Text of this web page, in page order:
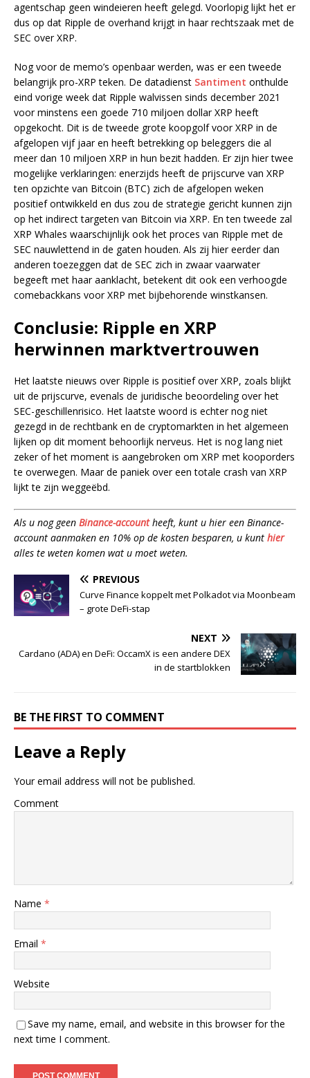
agentschap geen windeieren heeft gelegd. Voorlopig lijkt het er
dus op dat Ripple de overhand krijgt in haar rechtszaak met de
SEC over XRP.
Nog voor de memo’s openbaar werden, was er een tweede
belangrijk pro-XRP teken. De datadienst Santiment onthulde
eind vorige week dat Ripple walvissen sinds december 2021
voor minstens een goede 710 miljoen dollar XRP heeft
opgekocht. Dit is de tweede grote koopgolf voor XRP in de
afgelopen vijf jaar en heeft betrekking op beleggers die al
meer dan 10 miljoen XRP in hun bezit hadden. Er zijn hier twee
mogelijke verklaringen: enerzijds heeft de prijscurve van XRP
ten opzichte van Bitcoin (BTC) zich de afgelopen weken
positief ontwikkeld en dus zou de strategie gericht kunnen zijn
op het indirect targeten van Bitcoin via XRP. En ten tweede zal
XRP Whales waarschijnlijk ook het proces van Ripple met de
SEC nauwlettend in de gaten houden. Als zij hier eerder dan
anderen toezeggen dat de SEC zich in zwaar vaarwater
begeeft met haar aanklacht, betekent dit ook een verhoogde
comebackkans voor XRP met bijbehorende winstkansen.
Conclusie: Ripple en XRP
herwinnen marktvertrouwen
Het laatste nieuws over Ripple is positief over XRP, zoals blijkt
uit de prijscurve, evenals de juridische beoordeling over het
SEC-geschillenrisico. Het laatste woord is echter nog niet
gezegd in de rechtbank en de cryptomarkten in het algemeen
lijken op dit moment behoorlijk nerveus. Het is nog lang niet
zeker of het moment is aangebroken om XRP met kooporders
te overwegen. Maar de paniek over een totale crash van XRP
lijkt te zijn weggeëbd.
Als u nog geen Binance-accountheeft, kunt u hier een Binance-
account aanmaken en 10% op de kosten besparen, u kunt hier
alles te weten komen wat u moet weten.
PREVIOUS
Curve Finance koppelt met Polkadot via Moonbeam
– grote DeFi-stap
NEXT
Cardano (ADA) en DeFi: OccamX is een andere DEX
in de startblokken
BE THE FIRST TO COMMENT
Leave a Reply
Your email address will not be published.
Comment
Name *
Email *
Website
Save my name, email, and website in this browser for the
next time I comment.